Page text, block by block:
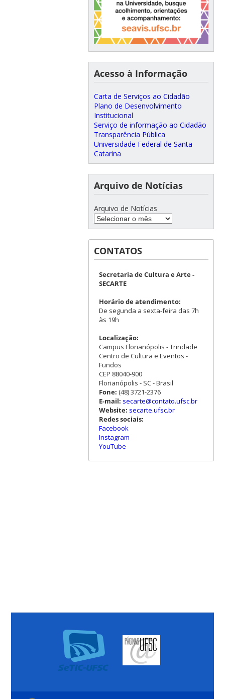
Acesso à Informação
Carta de Serviços ao Cidadão
Plano de Desenvolvimento
Institucional
Serviço de informação ao Cidadão
Transparência Pública
Universidade Federal de Santa
Catarina
Arquivo de Notícias
Arquivo de Notícias
CONTATOS
Secretaria de Cultura e Arte -
SECARTE
Horário de atendimento:
De segunda a sexta-feira das 7h
às 19h
Localização:
Campus Florianópolis - Trindade
Centro de Cultura e Eventos -
Fundos
CEP 88040-900
Florianópolis - SC - Brasil
Fone: (48) 3721-2376
E-mail: secarte@contato.ufsc.br
Website: secarte.ufsc.br
Redes sociais:
Facebook
Instagram
YouTube